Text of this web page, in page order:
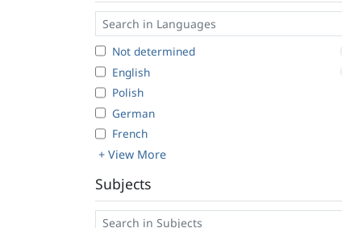
Not determined
English
Polish
German
French
+ View More
Subjects